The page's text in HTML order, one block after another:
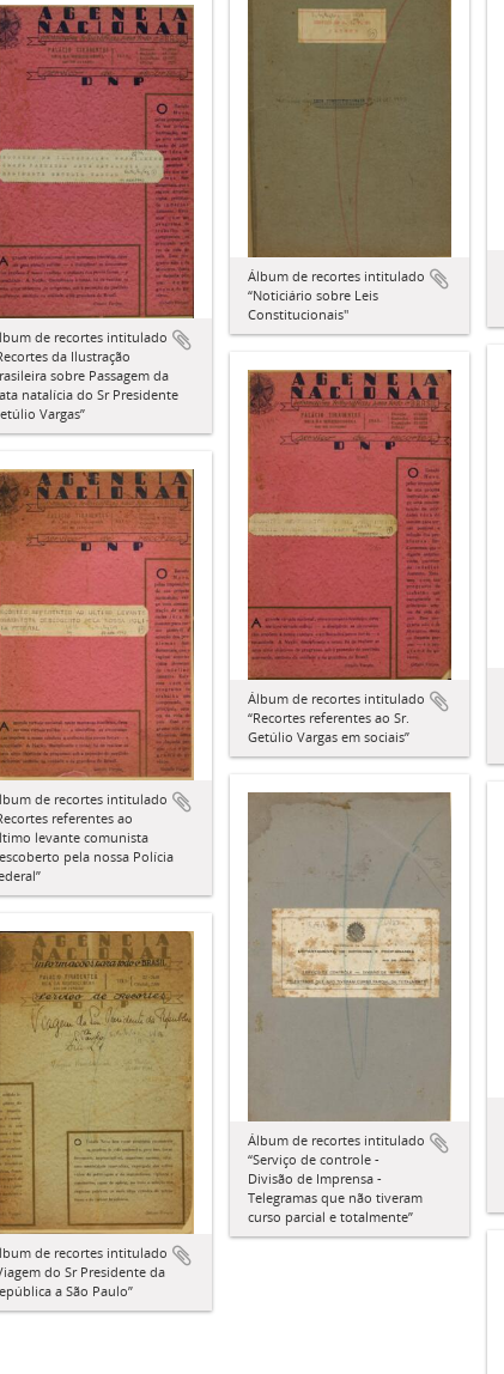
Álbum de recortes intitulado
“Noticiário sobre Leis
Constitucionais"
de recortes intitulado
da Ilustração
sobre Passagem da
natalícia do Sr Presidente
Vargas”
Álbum de recortes intitulado
“Recortes referentes ao Sr.
Getúlio Vargas em sociais”
de recortes intitulado
referentes ao
levante comunista
pela nossa Polícia
Álbum de recortes intitulado
“Serviço de controle -
Divisão de Imprensa -
Telegramas que não tiveram
curso parcial e totalmente”
de recortes intitulado
do Sr Presidente da
a São Paulo”